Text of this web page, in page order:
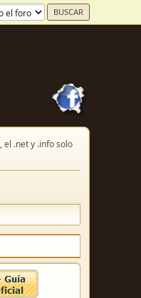
, el .net y .info solo